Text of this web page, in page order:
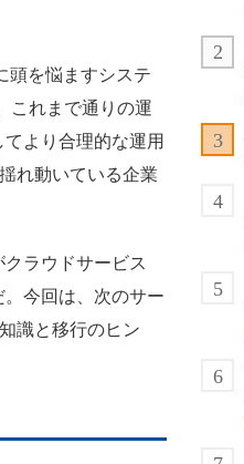
を悩ますシステ
これまで通りの運
より合理的な運用
れ動いている企業
ラウドサービス
今回は、次のサー
識と移行のヒン